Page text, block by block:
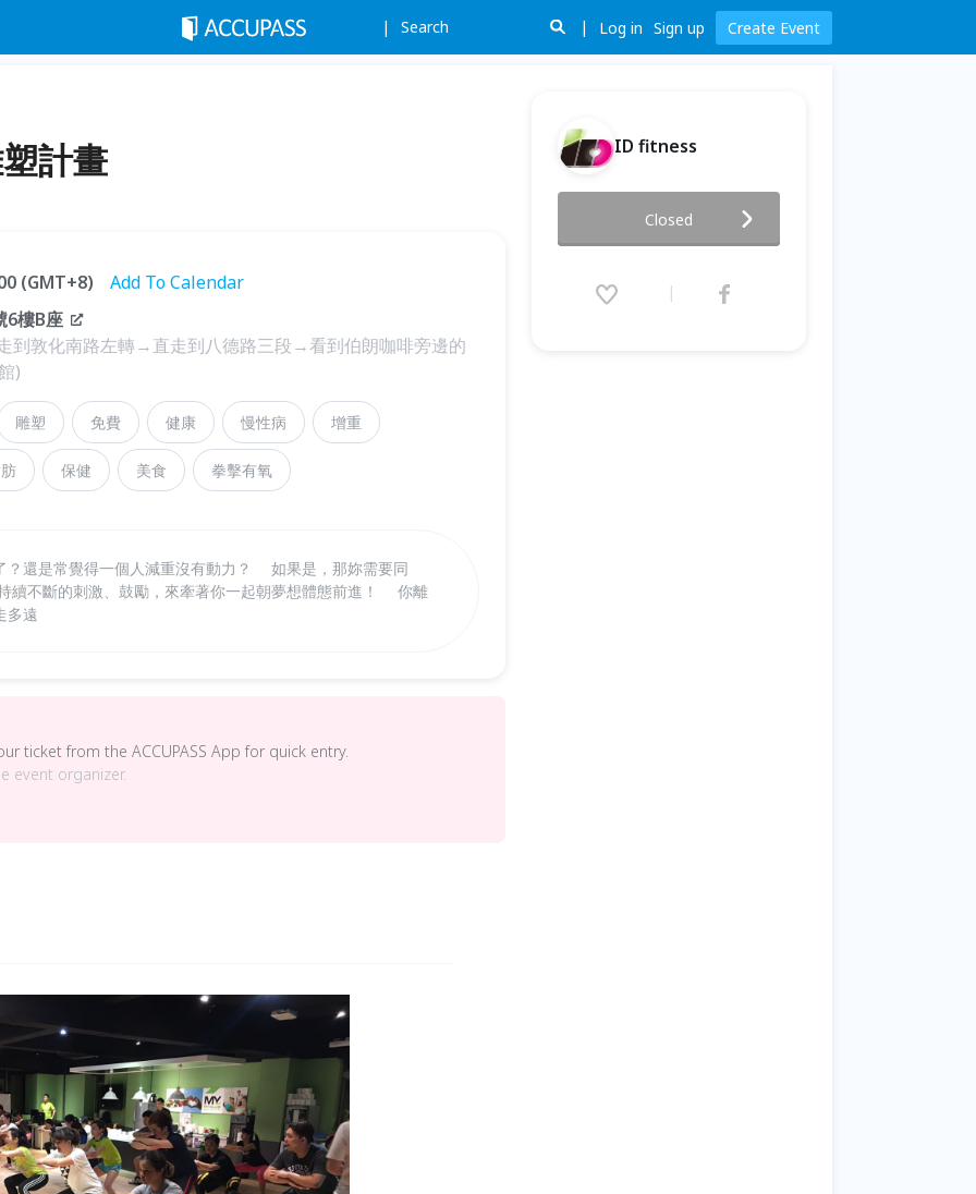
Search Log in Sign up Create Event
計畫
(GMT+8)
Add To Calendar
6樓B座
到敦化南路左轉→直走到八德路三段→看到伯朗咖啡旁邊的
)
雕塑 免費 健康 慢性病 增重
保健 美食 拳擊有氧
？還是常覺得一個人減重沒有動力？ 如果是，那妳需要同
續不斷的刺激、鼓勵，來牽著你一起朝夢想體態前進！ 你離
多遠
ticket from the ACCUPASS App for quick entry.
event organizer.
ID fitness
2016.05.26 (Thu) 14:00 - 17:00
(GMT+8)
Closed